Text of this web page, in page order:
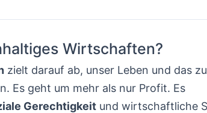
Wirtschaften?
zielt darauf ab, unser Leben und das
Es geht um mehr als nur Profit. Es
Gerechtigkeit und wirtschaftliche